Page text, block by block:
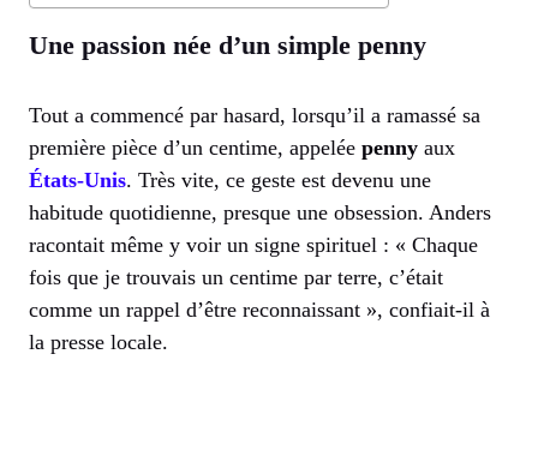
Une passion née d’un simple penny
Tout a commencé par hasard, lorsqu’il a ramassé sa
première pièce d’un centime, appelée penny aux
États-Unis. Très vite, ce geste est devenu une
habitude quotidienne, presque une obsession. Anders
racontait même y voir un signe spirituel : « Chaque
fois que je trouvais un centime par terre, c’était
comme un rappel d’être reconnaissant », confiait-il à
la presse locale.